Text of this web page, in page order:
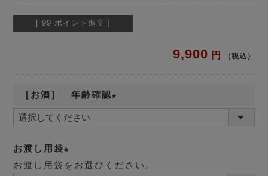
[ 99 ポイント進呈 ]
9,900 税込
［お酒］ 年齢確認
)
お渡し用袋
(
お渡し用袋をお選びください。